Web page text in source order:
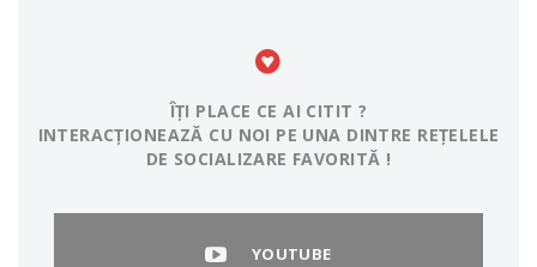
ÎȚI PLACE CE AI CITIT ?
INTERACȚIONEAZĂ CU NOI PE UNA DINTRE REȚELELE
DE SOCIALIZARE FAVORITĂ !
YOUTUBE